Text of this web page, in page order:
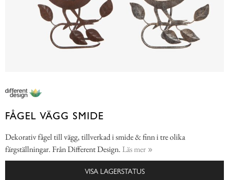
FÅGEL VÄGG SMIDE
Dekorativ fågel till vägg, tillverkad i smide & finn i tre olika
färgställningar. Från Different Design. Läs mer
VISA LAGERSTATUS